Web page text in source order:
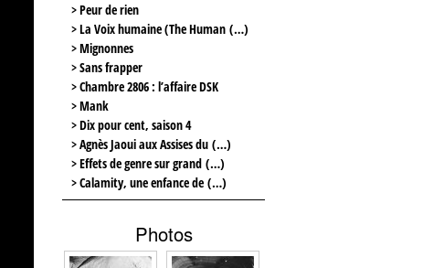
> Peur de rien
> La Voix humaine (The Human (…)
> Mignonnes
> Sans frapper
> Chambre 2806 : l’affaire DSK
> Mank
> Dix pour cent, saison 4
> Agnès Jaoui aux Assises du (…)
> Effets de genre sur grand (…)
> Calamity, une enfance de (…)
Photos